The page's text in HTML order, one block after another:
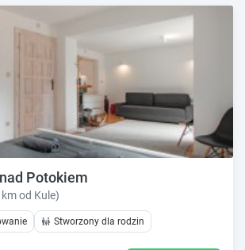
Potokiem
od Kule)
Stworzony dla rodzin